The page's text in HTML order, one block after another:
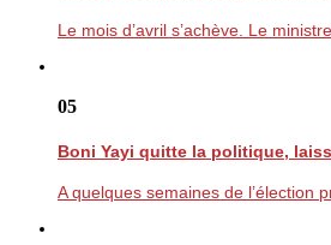
Le mois d’avril s’achève. Le
05
Boni Yayi quitte la politique,
A quelques semaines de l’élection